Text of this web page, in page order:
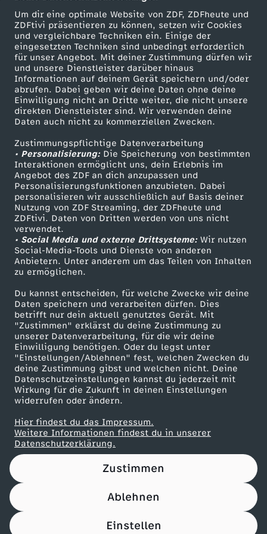
Um dir eine optimale Website von ZDF, ZDFheute und
ZDFtivi präsentieren zu können, setzen wir Cookies
und vergleichbare Techniken ein. Einige der
eingesetzten Techniken sind unbedingt erforderlich
für unser Angebot. Mit deiner Zustimmung dürfen wir
und unsere Dienstleister darüber hinaus
Informationen auf deinem Gerät speichern und/oder
abrufen. Dabei geben wir deine Daten ohne deine
Einwilligung nicht an Dritte weiter, die nicht unsere
direkten Dienstleister sind. Wir verwenden deine
Daten auch nicht zu kommerziellen Zwecken.
Zustimmungspflichtige Datenverarbeitung
• Personalisierung:Die Speicherung von bestimmten
Interaktionen ermöglicht uns, dein Erlebnis im
Angebot des ZDF an dich anzupassen und
Personalisierungsfunktionen anzubieten. Dabei
personalisieren wir ausschließlich auf Basis deiner
Nutzung von ZDF Streaming, der ZDFheute und
ZDFtivi. Daten von Dritten werden von uns nicht
verwendet.
• Social Media und externe Drittsysteme:Wir nutzen
Social-Media-Tools und Dienste von anderen
Anbietern. Unter anderem um das Teilen von Inhalten
zu ermöglichen.
Du kannst entscheiden, für welche Zwecke wir deine
Daten speichern und verarbeiten dürfen. Dies
betrifft nur dein aktuell genutztes Gerät. Mit
"Zustimmen" erklärst du deine Zustimmung zu
unserer Datenverarbeitung, für die wir deine
Einwilligung benötigen. Oder du legst unter
"Einstellungen/Ablehnen" fest, welchen Zwecken du
deine Zustimmung gibst und welchen nicht. Deine
Datenschutzeinstellungen kannst du jederzeit mit
Wirkung für die Zukunft in deinen Einstellungen
widerrufen oder ändern.
Hier findest du das Impressum.
Weitere Informationen findest du in unserer
Datenschutzerklärung.
Zustimmen
Ablehnen
Einstellen
Filtern
w
i
t
t
c
h
e
n
u
n
d
d
e
r
Z
a
u
b
Mehr ZDF
ZDF-Apps
Smart TV
ZDFtext
Livestreams
Sendungen A-Z
TV-Programm
Service
ZDFmitreden
Kontakt zum ZDF
Tickets
Zuschauerservice
Hilfe
ZDF Unternehmen
Karriere
ZDF goes Schule
Werbefernsehen
Mainzelmännchen
Partner
Nutzungsbedingungen
Impressum